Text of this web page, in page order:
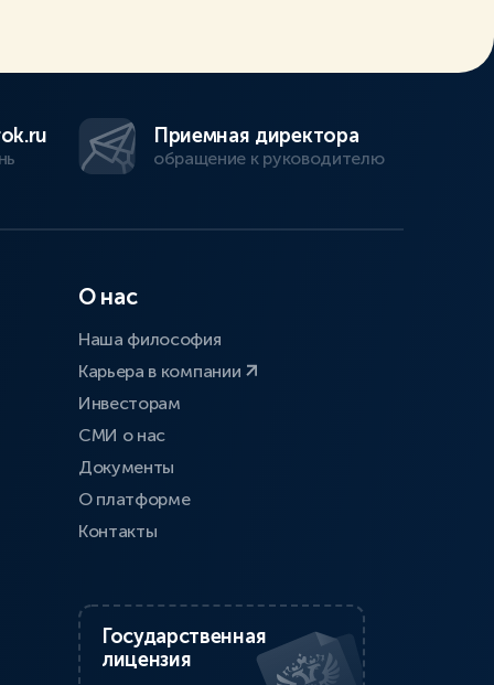
Приемная директора
обращение к руководителю
О нас
Наша философия
Карьера в компании
Инвесторам
СМИ о нас
Документы
О платформе
Контакты
Государственная
лицензия